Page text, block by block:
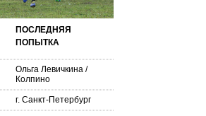
ПОСЛЕДНЯЯ
ПОПЫТКА
Ольга Левичкина /
Колпино
г. Санкт-Петербург